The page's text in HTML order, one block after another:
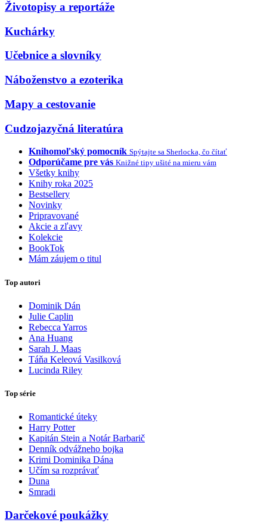
Životopisy a reportáže
Kuchárky
Učebnice a slovníky
Náboženstvo a ezoterika
Mapy a cestovanie
Cudzojazyčná literatúra
Knihomoľský pomocník Spýtajte sa Sherlocka, čo čítať
Odporúčame pre vás Knižné tipy ušité na mieru vám
Všetky knihy
Knihy roka 2025
Bestsellery
Novinky
Pripravované
Akcie a zľavy
Kolekcie
BookTok
Mám záujem o titul
Top autori
Dominik Dán
Julie Caplin
Rebecca Yarros
Ana Huang
Sarah J. Maas
Táňa Keleová Vasilková
Lucinda Riley
Top série
Romantické úteky
Harry Potter
Kapitán Stein a Notár Barbarič
Denník odvážneho bojka
Krimi Dominika Dána
Učím sa rozprávať
Duna
Smradi
Darčekové poukážky